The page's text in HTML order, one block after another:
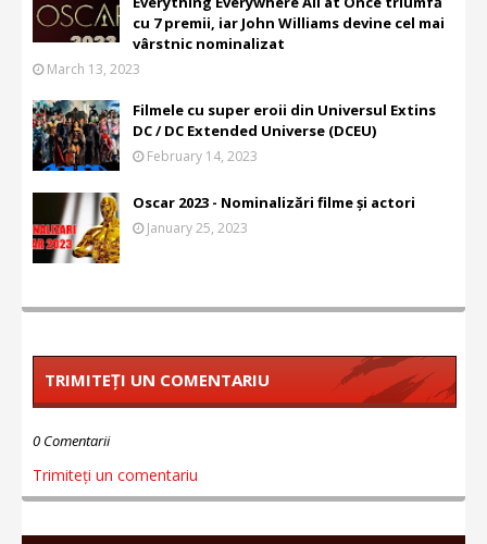
cu 7 premii, iar John Williams devine cel mai
vârstnic nominalizat
March 13, 2023
Filmele cu super eroii din Universul Extins
DC / DC Extended Universe (DCEU)
February 14, 2023
Oscar 2023 - Nominalizări filme și actori
January 25, 2023
TRIMITEȚI UN COMENTARIU
0 Comentarii
Trimiteți un comentariu